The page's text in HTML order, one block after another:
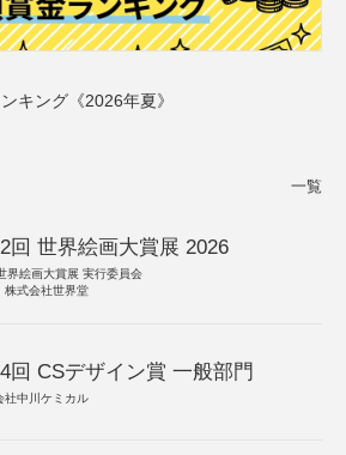
キング《2026年夏》
一覧
回 世界絵画大賞展 2026
界絵画大賞展 実行委員会
株式会社世界堂
回 CSデザイン賞 一般部門
社中川ケミカル